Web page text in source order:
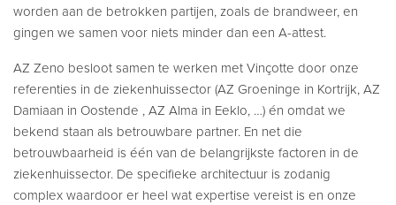
worden aan de betrokken partijen, zoals de brandweer, en
gingen we samen voor niets minder dan een A-attest.
AZ Zeno besloot samen te werken met Vinçotte door onze
referenties in de ziekenhuissector (AZ Groeninge in Kortrijk, AZ
Damiaan in Oostende , AZ Alma in Eeklo, …) én omdat we
bekend staan als betrouwbare partner. En net die
betrouwbaarheid is één van de belangrijkste factoren in de
ziekenhuissector. De specifieke architectuur is zodanig
complex waardoor er heel wat expertise vereist is en onze